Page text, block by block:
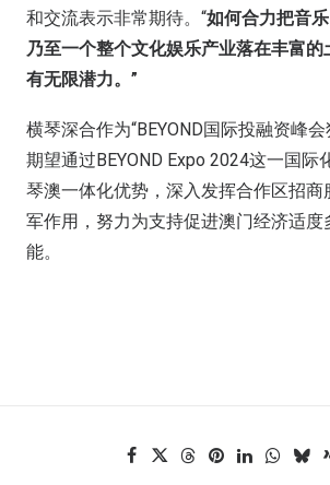
和交流表示非常期待。“如何合力把音
乃至一个整个文化娱乐产业落在丰富的
有无限潜力。”
横琴深合作为“BEYOND国际投融资峰会
期望通过BEYOND Expo 2024这一国际
琴澳一体化优势，深入发挥合作区招商
军作用，努力为支持促进澳门经济适度
能。